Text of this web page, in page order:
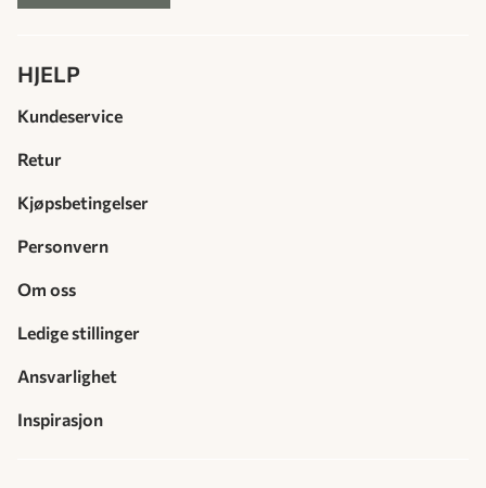
HJELP
Kundeservice
Retur
Kjøpsbetingelser
Personvern
Om oss
Ledige stillinger
Ansvarlighet
Inspirasjon